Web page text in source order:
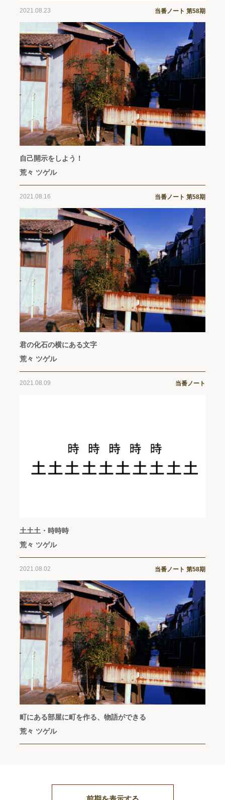
2021.08.23 当番ノート 第58期
自己開示をしよう！
荒々 ツゲル
2021.08.16 当番ノート 第58期
君の化石の横にある文字
荒々 ツゲル
2021.08.09 当番ノート
土土土・時時時
荒々 ツゲル
2021.08.02 当番ノート 第58期
町にある部屋に町を作る、物語ができる
荒々 ツゲル